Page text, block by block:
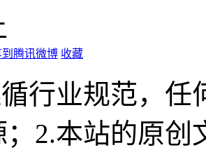
到腾讯微博 收藏
行业规范，
2.本站的原